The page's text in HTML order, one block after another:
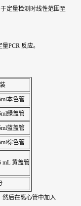
定量检测时线性范围至
PCR 反应。
本色管
绿盖管
蓝盖管
棕色管
mL 黄盖管
然后在离心管中加入